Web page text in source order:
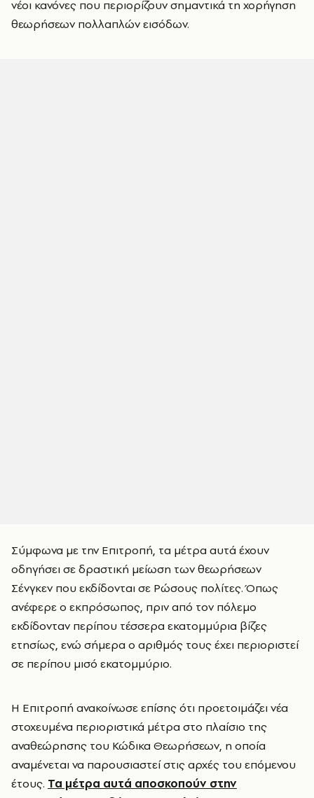
νέοι κανόνες που περιορίζουν σημαντικά τη χορήγηση
θεωρήσεων πολλαπλών εισόδων.
Σύμφωνα με την Επιτροπή, τα μέτρα αυτά έχουν
οδηγήσει σε δραστική μείωση των θεωρήσεων
Σένγκεν που εκδίδονται σε Ρώσους πολίτες. Όπως
ανέφερε ο εκπρόσωπος, πριν από τον πόλεμο
εκδίδονταν περίπου τέσσερα εκατομμύρια βίζες
ετησίως, ενώ σήμερα ο αριθμός τους έχει περιοριστεί
σε περίπου μισό εκατομμύριο.
Η Επιτροπή ανακοίνωσε επίσης ότι προετοιμάζει νέα
στοχευμένα περιοριστικά μέτρα στο πλαίσιο της
αναθεώρησης του Κώδικα Θεωρήσεων, η οποία
αναμένεται να παρουσιαστεί στις αρχές του επόμενου
έτους. Τα μέτρα αυτά αποσκοπούν στην